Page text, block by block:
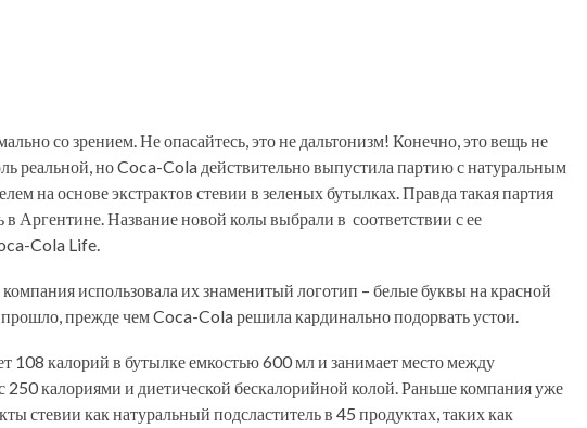
со зрением. Не опасайтесь, это не дальтонизм! Конечно, это вещь не
реальной, но Coca-Cola действительно выпустила партию с натуральным
на основе экстрактов стевии в зеленых бутылках. Правда такая партия
в Аргентине. Название новой колы выбрали в соответствии с ее
Cola Life.
использовала их знаменитый логотип – белые буквы на красной
прошло, прежде чем Coca-Cola решила кардинально подорвать устои.
108 калорий в бутылке емкостью 600 мл и занимает место между
250 калориями и диетической бескалорийной колой. Раньше компания уже
стевии как натуральный подсластитель в 45 продуктах, таких как